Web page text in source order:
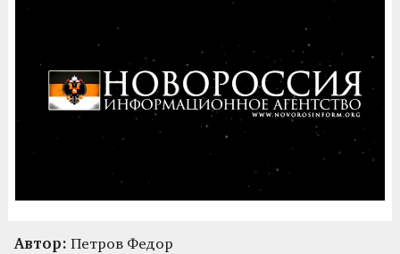
Автор: Петров Федор